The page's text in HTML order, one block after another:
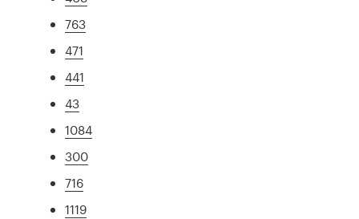
763
471
441
43
1084
300
716
1119